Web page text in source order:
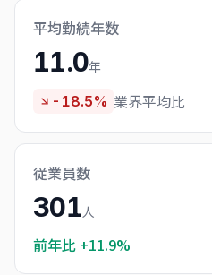
平均勤続年数
11.0年
-18.5% 業界平均比
従業員数
301人
前年比 +11.9%